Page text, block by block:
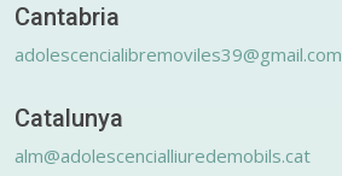
Cantabria
adolescencialibremoviles39@gmail.com
Catalunya
alm@adolescencialliuredemobils.cat